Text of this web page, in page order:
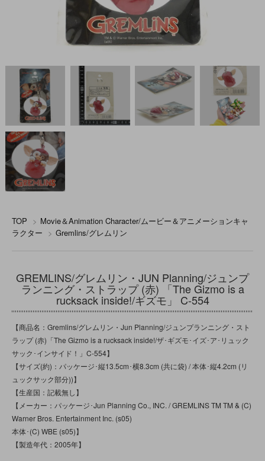
TOP > Movie＆Animation Character/ムービー＆アニメーションキャ
ラクター > Gremlins/グレムリン
GREMLINS/グレムリン・JUN Planning/ジュンプ
ランニング・ストラップ (赤) 「The Gizmo is a
rucksack inside!/ギズモ」 C-554
【商品名：Gremlins/グレムリン・Jun Planning/ジュンプランニング・スト
ラップ (赤)「The Gizmo is a rucksack inside!/ザ･ギズモ･イズ･ア･リュック
サック･インサイド！」C-554】
【サイズ(約)：パッケージ･縦13.5cm･横8.3cm (共に袋) / 本体･縦4.2cm (リ
ュックサック部分))】
【生産国：記載無し】
【メーカー：パッケージ･Jun Planning Co., INC. / GREMLINS TM TM & (C)
Warner Bros. Entertainment Inc. (s05)
本体･(C) WBE (s05)】
【製造年代：2005年】